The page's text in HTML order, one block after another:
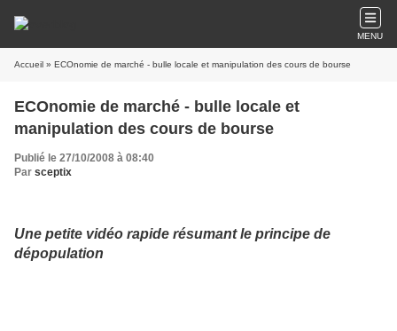
MENU
Accueil » ECOnomie de marché - bulle locale et manipulation des cours de bourse
ECOnomie de marché - bulle locale et
manipulation des cours de bourse
Publié le 27/10/2008 à 08:40
Par sceptix
Une petite vidéo rapide résumant le principe de
dépopulation